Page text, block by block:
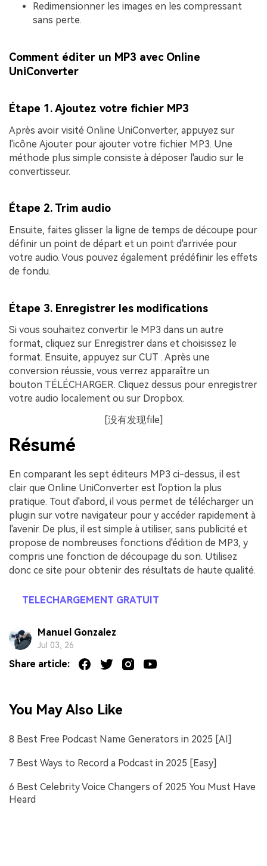
Redimensionner les images en les compressant
sans perte.
Comment éditer un MP3 avec Online
UniConverter
Étape 1. Ajoutez votre fichier MP3
Après avoir visité Online UniConverter, appuyez sur
l'icône Ajouter pour ajouter votre fichier MP3. Une
méthode plus simple consiste à déposer l'audio sur le
convertisseur.
Étape 2. Trim audio
Ensuite, faites glisser la ligne de temps de découpe pour
définir un point de départ et un point d'arrivée pour
votre audio. Vous pouvez également prédéfinir les effets
de fondu.
Étape 3. Enregistrer les modifications
Si vous souhaitez convertir le MP3 dans un autre
format, cliquez sur Enregistrer dans et choisissez le
format. Ensuite, appuyez sur CUT . Après une
conversion réussie, vous verrez apparaître un
bouton TÉLÉCHARGER. Cliquez dessus pour enregistrer
votre audio localement ou sur Dropbox.
[没有发现file]
Résumé
En comparant les sept éditeurs MP3 ci-dessus, il est
clair que Online UniConverter est l'option la plus
pratique. Tout d'abord, il vous permet de télécharger un
plugin sur votre navigateur pour y accéder rapidement à
l'avenir. De plus, il est simple à utiliser, sans publicité et
propose de nombreuses fonctions d'édition de MP3, y
compris une fonction de découpage du son. Utilisez
donc ce site pour obtenir des résultats de haute qualité.
TELECHARGEMENT GRATUIT
Manuel Gonzalez
Jul 03, 26
Share article:
You May Also Like
8 Best Free Podcast Name Generators in 2025 [AI]
7 Best Ways to Record a Podcast in 2025 [Easy]
6 Best Celebrity Voice Changers of 2025 You Must Have
Heard